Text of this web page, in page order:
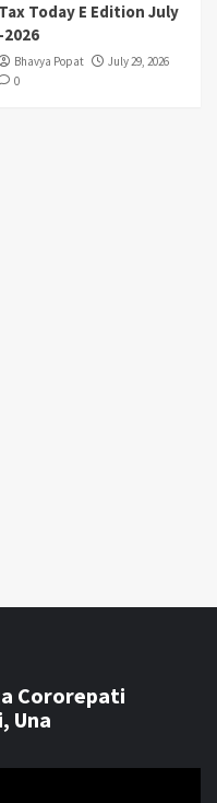
Tax Today E Edition July
-2026
Bhavya Popat
July 29, 2026
0
Cororepati
Una